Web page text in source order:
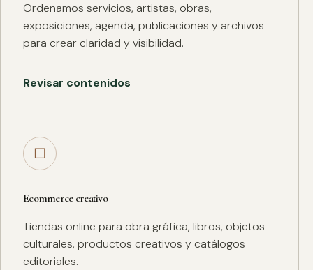
Ordenamos servicios, artistas, obras,
exposiciones, agenda, publicaciones y archivos
para crear claridad y visibilidad.
Revisar contenidos
□
Ecommerce creativo
Tiendas online para obra gráfica, libros, objetos
culturales, productos creativos y catálogos
editoriales.